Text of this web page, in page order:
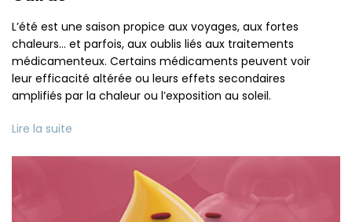
L’été est une saison propice aux voyages, aux fortes
chaleurs… et parfois, aux oublis liés aux traitements
médicamenteux. Certains médicaments peuvent voir
leur efficacité altérée ou leurs effets secondaires
amplifiés par la chaleur ou l’exposition au soleil.
Lire la suite